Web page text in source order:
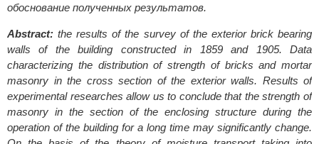
обоснование полученных результатов.
Abstract: the results of the survey of the exterior brick bearing
walls of the building constructed in 1859 and 1905. Data
characterizing the distribution of strength of bricks and mortar
masonry in the cross section of the exterior walls. Results of
experimental researches allow us to conclude that the strength of
masonry in the section of the enclosing structure during the
operation of the building for a long time may significantly change.